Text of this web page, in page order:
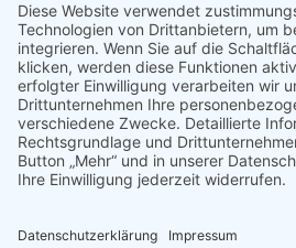
Fotos und Logos
Presseaussendungen
Presse
Presseinformationen abonnieren
ÜBER UNS
Naturschutzbund
Naturschutzjugend